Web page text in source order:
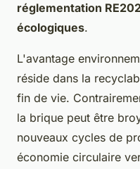
réglementation
écologiques.
L'avantage
réside dans la
fin de vie.
la brique peut être
nouveaux cycles de
économie circulaire